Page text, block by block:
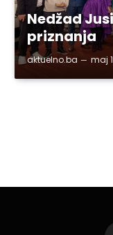
Nedžad
priznanja
aktuelno.ba maj